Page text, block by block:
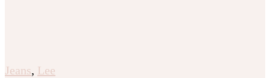
Jeans, Lee